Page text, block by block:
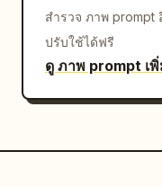
เปลี่ยนแปลง และก้าว
ขึ้น
มนกว้างพร้อมการไล่
วงกลมสีขาวทางด้
ChatGPT หรือ
สำรวจ ภาพ prompt
ปรับใช้ได้ฟรี
ดู ภาพ prompt เพิ่